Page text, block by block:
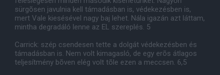
sürgõsen javulnia kell támadásban is, védekezésben is,
mert Vale kiesésével nagy baj lehet. Nála igazán azt láttam,
mintha degradáló lenne az EL szereplés. 5
Carrick: szép csendesen tette a dolgát védekezésben és
támadásban is. Nem volt kimagasló, de egy erõs átlagos
teljesítmény bõven elég volt tõle ezen a meccsen. 6,5